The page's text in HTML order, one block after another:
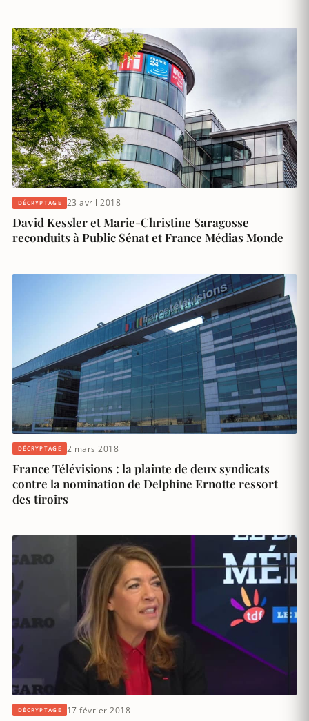
DÉCRYPTAGE 23 avril 2018
David Kessler et Marie-Christine Saragosse
reconduits à Public Sénat et France Médias Monde
DÉCRYPTAGE 2 mars 2018
France Télévisions : la plainte de deux syndicats
contre la nomination de Delphine Ernotte ressort
des tiroirs
DÉCRYPTAGE 17 février 2018